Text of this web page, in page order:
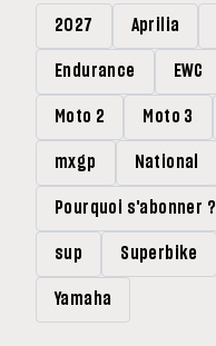
2027 Aprilia
Endurance EWC
Moto 2 Moto 3
mxgp National
Pourquoi s'abonner ?
sup Superbike
Yamaha